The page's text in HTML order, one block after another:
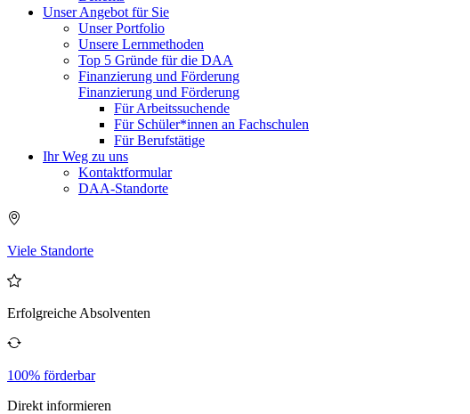
Unser Angebot für Sie
Unser Portfolio
Unsere Lernmethoden
Top 5 Gründe für die DAA
Finanzierung und Förderung
Finanzierung und Förderung
Für Arbeitssuchende
Für Schüler*innen an Fachschulen
Für Berufstätige
Ihr Weg zu uns
Kontaktformular
DAA-Standorte
Viele Standorte
Erfolgreiche Absolventen
100% förderbar
Direkt informieren